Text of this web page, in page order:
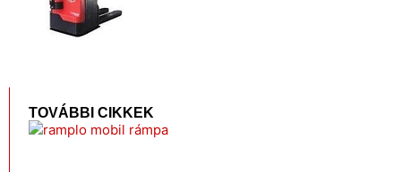
TOVÁBBI CIKKEK